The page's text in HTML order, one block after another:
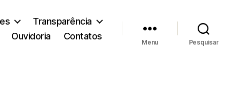
Transparência
Ouvidoria
Contatos
Menu Pesquisar